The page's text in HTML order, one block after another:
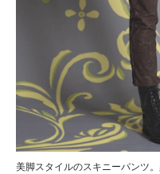
美脚スタイルのスキニーパンツ